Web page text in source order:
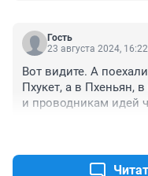
Гость
23 августа 2024, 16:22
Вот видите. А
Пхукет, а в Пхеньян,
и проводникам идей